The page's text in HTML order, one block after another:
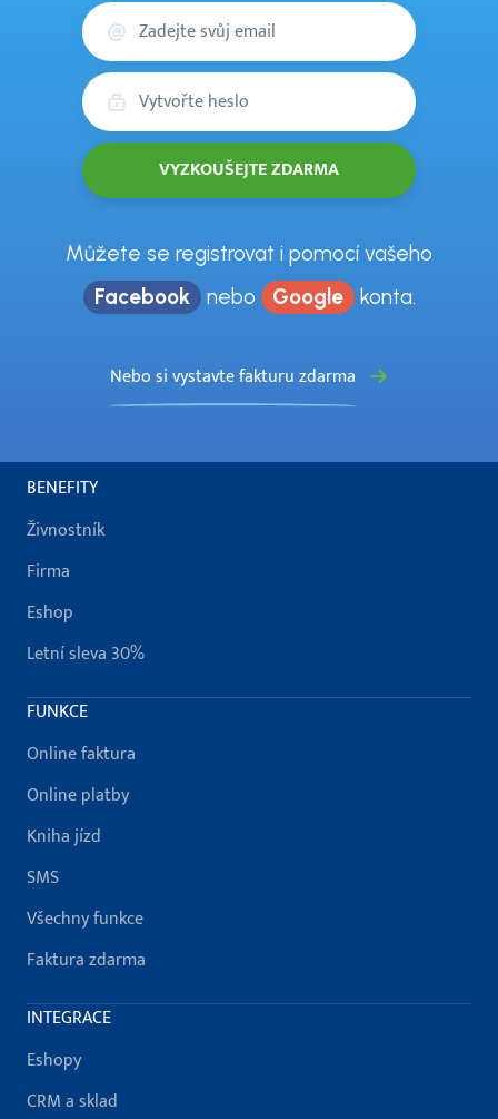
Váš
Můžete se registrovat i pomocí vašeho
Facebook nebo Google konta.
Nebo si vystavte fakturu zdarma
BENEFITY
Živnostník
Firma
Eshop
Letní sleva 30%
FUNKCE
Online faktura
Online platby
Kniha jízd
SMS
Všechny funkce
Faktura zdarma
INTEGRACE
Eshopy
CRM a sklad